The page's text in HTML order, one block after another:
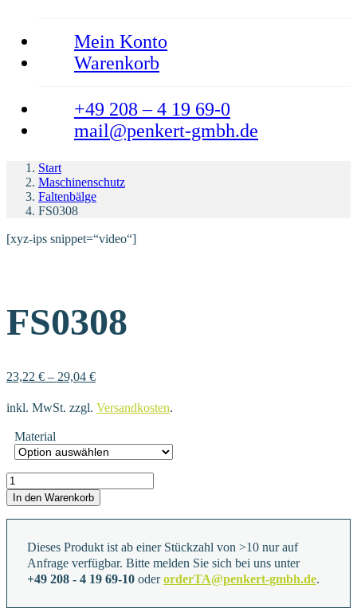
Mein Konto
Warenkorb
+49 208 – 4 19 69-0
mail@penkert-gmbh.de
Start
Maschinenschutz
Faltenbälge
FS0308
[xyz-ips snippet=“video“]
FS0308
23,22 € – 29,04 €
inkl. MwSt. zzgl. Versandkosten.
Material
FS0308 Menge
In den Warenkorb
Dieses Produkt ist ab einer Stückzahl von >10 nur auf
Anfrage verfügbar. Bitte melden Sie sich bei uns unter
+49 208 - 4 19 69-10 oderorderTA@penkert-gmbh.de.